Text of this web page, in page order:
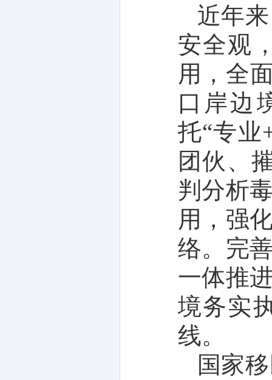
近年
安全观
用，全
口岸边
托“专业
团伙、
判分析
用，强
络。完
一体推
境务实
线。
国家